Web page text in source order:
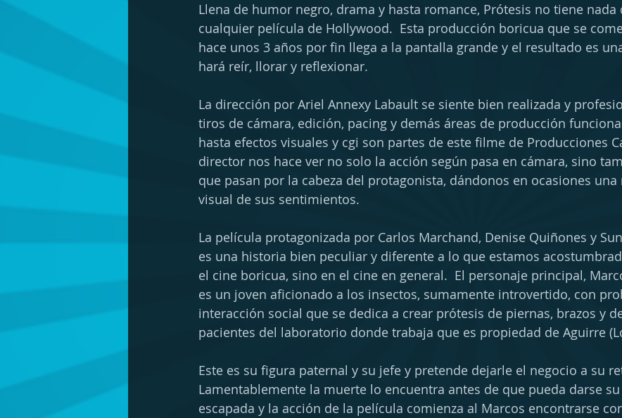
Llena de humor negro, drama y hasta romance, Prótesis no tiene nada
cualquier película de Hollywood.  Esta producción boricua que se
hace unos 3 años por fin llega a la pantalla grande y el resultado es
hará reír, llorar y reflexionar.
La dirección por Ariel Annexy Labault se siente bien realizada y
tiros de cámara, edición, pacing y demás áreas de producción
hasta efectos visuales y cgi son partes de este filme de Producciones
director nos hace ver no solo la acción según pasa en cámara, sino
que pasan por la cabeza del protagonista, dándonos en ocasiones
visual de sus sentimientos.
La película protagonizada por Carlos Marchand, Denise Quiñones y
es una historia bien peculiar y diferente a lo que estamos
el cine boricua, sino en el cine en general.  El personaje principal,
es un joven aficionado a los insectos, sumamente introvertido, con
interacción social que se dedica a crear prótesis de piernas, brazos y
pacientes del laboratorio donde trabaja que es propiedad de Aguirre
Este es su figura paternal y su jefe y pretende dejarle el negocio a su
Lamentablemente la muerte lo encuentra antes de que pueda darse
escapada y la acción de la película comienza al Marcos encontrarse